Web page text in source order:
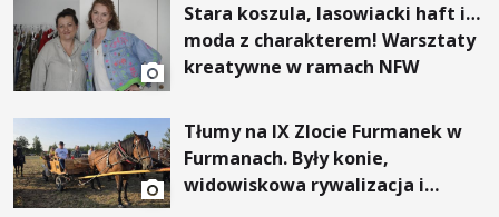
Stara koszula, lasowiacki haft i…
moda z charakterem! Warsztaty
kreatywne w ramach NFW
Tłumy na IX Zlocie Furmanek w
Furmanach. Były konie,
widowiskowa rywalizacja i